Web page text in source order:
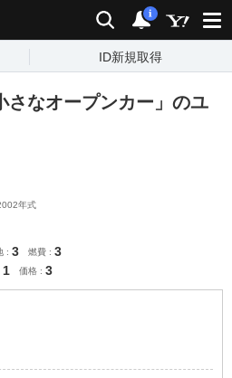
検索 通知
i
ID新規取得
さなオープンカー」のユ
年式
3 燃費 3
1 価格 3